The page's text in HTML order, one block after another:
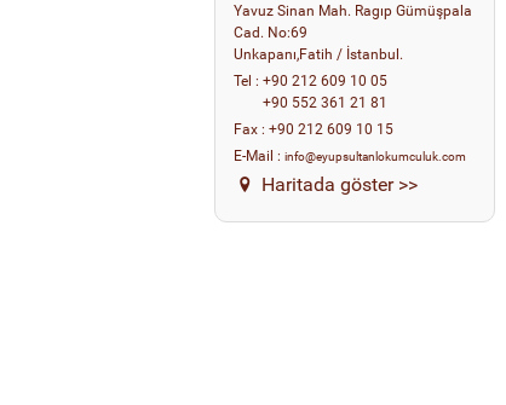
Yavuz Sinan Mah. Ragıp Gümüşpala
Cad. No:69
Unkapanı,Fatih / İstanbul.
Tel : +90 212 609 10 05
+90 552 361 21 81
Fax : +90 212 609 10 15
E-Mail : info@eyupsultanlokumculuk.com
Haritada göster >>